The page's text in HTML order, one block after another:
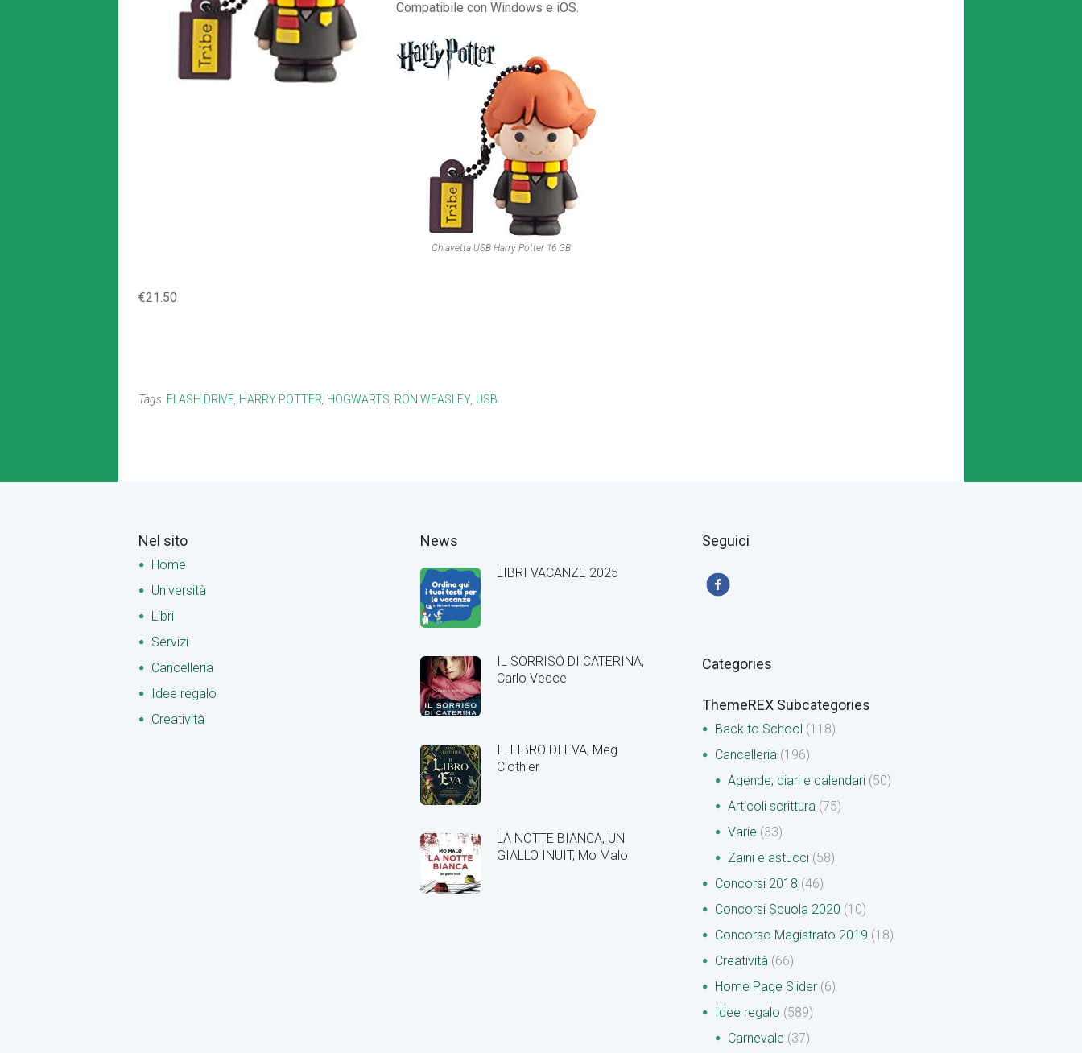
Compatibile con Windows e iOS.
Chiavetta USB Harry Potter 16 GB
€21.50
Tags: FLASH DRIVE HARRY POTTER HOGWARTS RON WEASLEY USB
Nel sito
Home
Università
Libri
Servizi
Cancelleria
Idee regalo
Creatività
News
LIBRI VACANZE 2025
IL SORRISO DI CATERINA,
Carlo Vecce
IL LIBRO DI EVA, Meg
Clothier
LA NOTTE BIANCA, UN
GIALLO INUIT, Mo Malo
Seguici
Categories
ThemeREX Subcategories
Back to School (118)
Cancelleria (196)
Agende, diari e calendari (50)
Articoli scrittura (75)
Varie (33)
Zaini e astucci (58)
Concorsi 2018 (46)
Concorsi Scuola 2020 (10)
Concorso Magistrato 2019 (18)
Creatività (66)
Home Page Slider (6)
Idee regalo (589)
Carnevale (37)